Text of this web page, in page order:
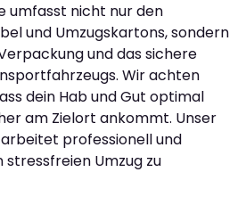
umfasst nicht nur den
und Umzugskartons, sondern
und das sichere
Wir achten
dein Hab und Gut optimal
am Zielort ankommt. Unser
professionell und
stressfreien Umzug zu